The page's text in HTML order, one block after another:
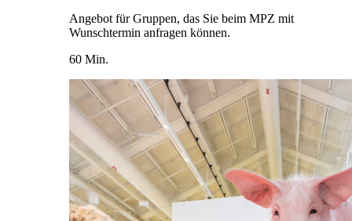
Angebot für Gruppen, das Sie beim MPZ mit
Wunschtermin anfragen können.
60 Min.